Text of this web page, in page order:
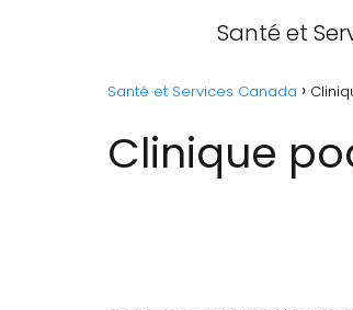
Santé et
Santé et Services Canada
Clinique